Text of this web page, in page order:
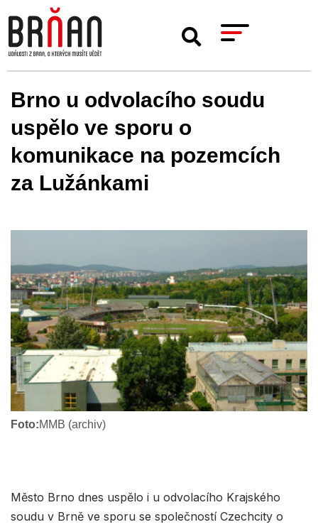
Brno u odvolacího soudu
uspělo ve sporu o
komunikace na pozemcích
za Lužánkami
Foto:MMB (archiv)
Město Brno dnes uspělo i u odvolacího Krajského
soudu v Brně ve sporu se společností Czechcity o